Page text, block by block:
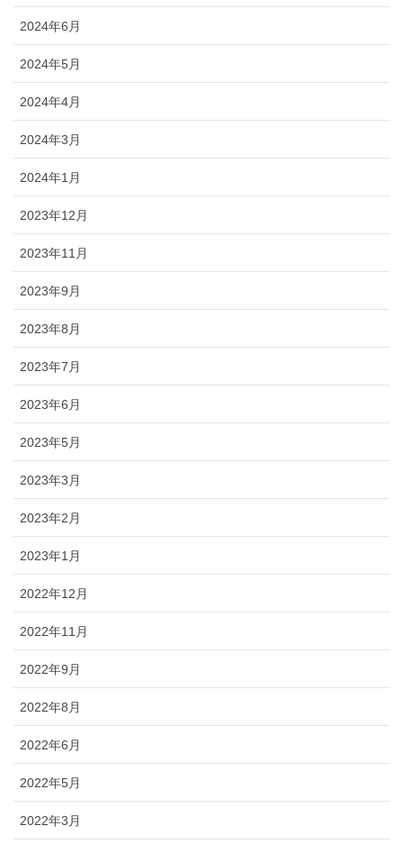
2024年6月
2024年5月
2024年4月
2024年3月
2024年1月
2023年12月
2023年11月
2023年9月
2023年8月
2023年7月
2023年6月
2023年5月
2023年3月
2023年2月
2023年1月
2022年12月
2022年11月
2022年9月
2022年8月
2022年6月
2022年5月
2022年3月